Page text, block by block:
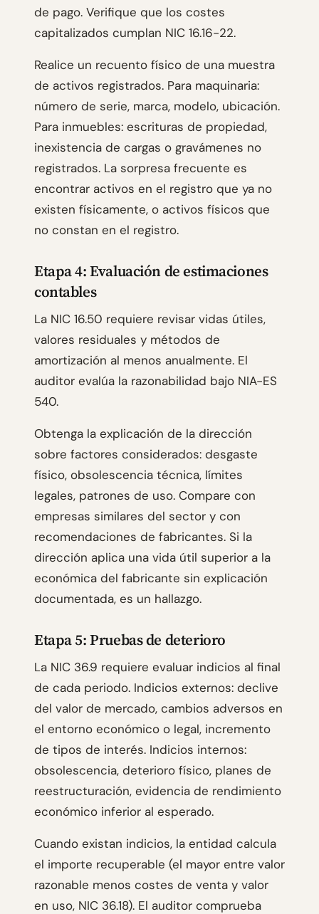
de pago. Verifique que los costes
capitalizados cumplan NIC 16.16-22.
Realice un recuento físico de una muestra
de activos registrados. Para maquinaria:
número de serie, marca, modelo, ubicación.
Para inmuebles: escrituras de propiedad,
inexistencia de cargas o gravámenes no
registrados. La sorpresa frecuente es
encontrar activos en el registro que ya no
existen físicamente, o activos físicos que
no constan en el registro.
Etapa 4: Evaluación de estimaciones
contables
La NIC 16.50 requiere revisar vidas útiles,
valores residuales y métodos de
amortización al menos anualmente. El
auditor evalúa la razonabilidad bajo NIA-ES
540.
Obtenga la explicación de la dirección
sobre factores considerados: desgaste
físico, obsolescencia técnica, límites
legales, patrones de uso. Compare con
empresas similares del sector y con
recomendaciones de fabricantes. Si la
dirección aplica una vida útil superior a la
económica del fabricante sin explicación
documentada, es un hallazgo.
Etapa 5: Pruebas de deterioro
La NIC 36.9 requiere evaluar indicios al final
de cada periodo. Indicios externos: declive
del valor de mercado, cambios adversos en
el entorno económico o legal, incremento
de tipos de interés. Indicios internos:
obsolescencia, deterioro físico, planes de
reestructuración, evidencia de rendimiento
económico inferior al esperado.
Cuando existan indicios, la entidad calcula
el importe recuperable (el mayor entre valor
razonable menos costes de venta y valor
en uso, NIC 36.18). El auditor comprueba